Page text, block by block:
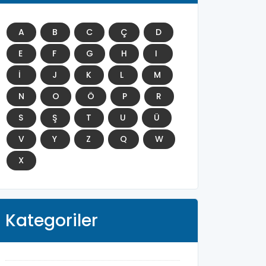
A B C Ç
D
E
F G H
I
İ
J K L
M
N
O Ö P
R
S
Ş T U
Ü
V
Y Z Q
W
X
Kategoriler